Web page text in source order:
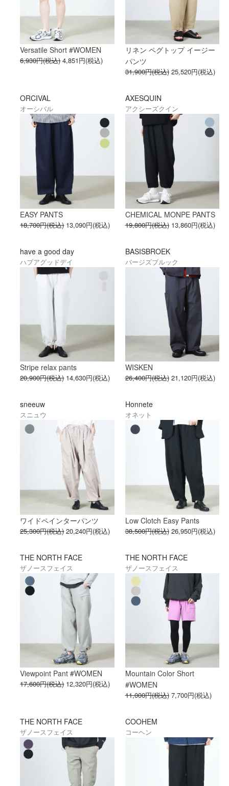
Versatile Short #WOMEN
6,930円(税込) 4,851円(税込)
リネン ペグトップ イージー
パンツ
31,900円(税込) 25,520円(税込)
ORCIVAL
オーシバル
EASY PANTS
18,700円(税込) 13,090円(税込)
AXESQUIN
アクシーズクイン
CHEMICAL MONPE PANTS
19,800円(税込) 13,860円(税込)
have a good day
ハブアグッドデイ
Stripe relax pants
20,900円(税込) 14,630円(税込)
BASISBROEK
バージズブルック
WISKEN
26,400円(税込) 21,120円(税込)
sneeuw
スニュウ
ワイドペインターパンツ
25,300円(税込) 20,240円(税込)
Honnete
オネット
Low Clotch Easy Pants
38,500円(税込) 26,950円(税込)
THE NORTH FACE
ザノースフェイス
Viewpoint Pant #WOMEN
17,600円(税込) 12,320円(税込)
THE NORTH FACE
ザノースフェイス
Mountain Color Short
#WOMEN
11,000円(税込) 7,700円(税込)
THE NORTH FACE
ザノースフェイス
COOHEM
コーヘン